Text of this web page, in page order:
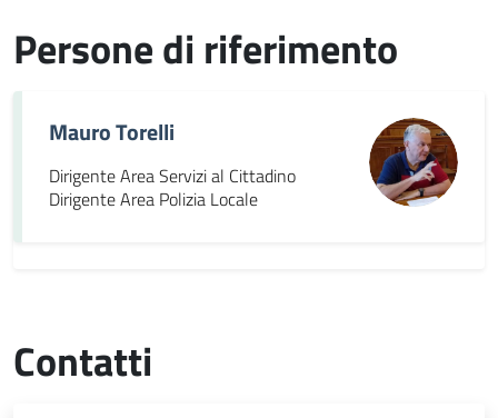
Persone di riferimento
Mauro Torelli
Dirigente Area Servizi al Cittadino
Dirigente Area Polizia Locale
Contatti